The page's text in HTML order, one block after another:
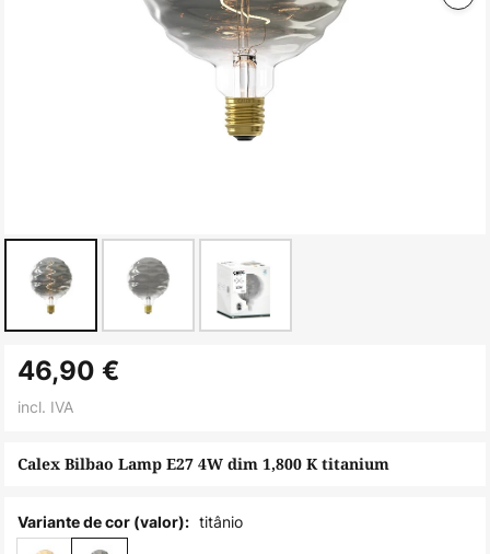
para
da
de
imagens
Calex Bilbao Lamp E27 4W dim 1,800 K titanium
46,90 €
incl. IVA
Variante de cor (valor): titânio